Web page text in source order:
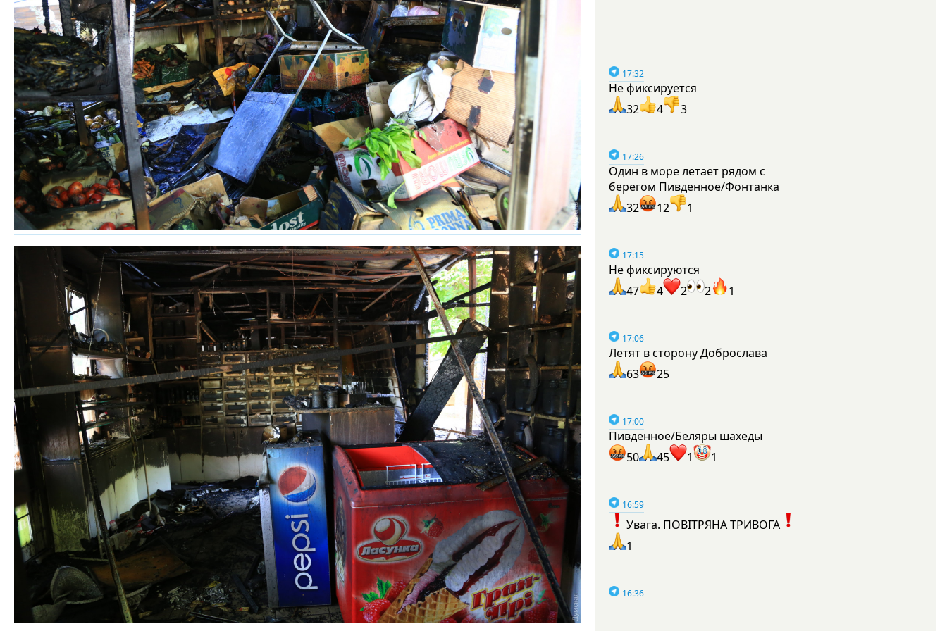
17:32
Не фиксируется
32
4 3
17:26
Один в море летает рядом с
берегом Пивденное/Фонтанка
32
12 1
17:15
Не фиксируются
47
4 2 2 1
17:06
Летят в сторону Доброслава
63
25
17:00
Пивденное/Беляры шахеды
50
45 1 1
16:59
Увага. ПОВІТРЯНА ТРИВОГА
1
16:36